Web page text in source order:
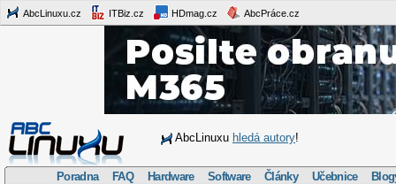
AbcLinuxu.cz ITBiz.cz HDmag.cz AbcPráce.cz
AbcLinuxu hledá autory!
Poradna FAQ Hardware Software Články Učebnice